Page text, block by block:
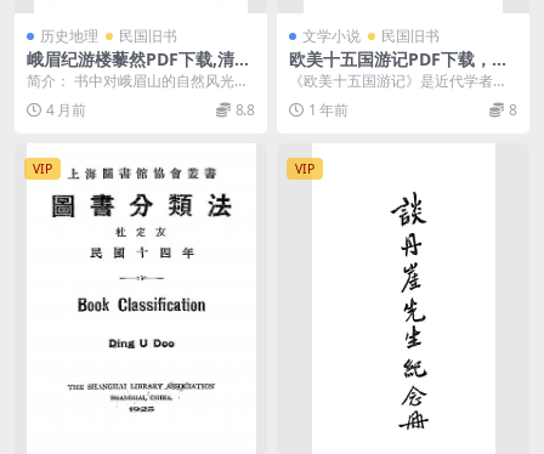
历史地理 民国旧书
峨眉纪游楼藜然PDF下载,清末
峨眉山游记
简介： 书中对峨眉山的自然风光、
名胜古迹、宗教文化（尤其是佛教
寺院）、历史沿革以...
4 月前 8.8
文学小说 民国旧书
欧美十五国游记PDF下载，卢
锡荣著
《欧美十五国游记》是近代学者卢
锡荣（政治学家、教育家，曾任大
夏大学副校长）于约1...
1 年前 8
VIP VIP